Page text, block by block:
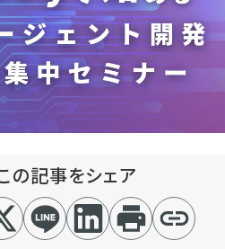
の記事をシェア